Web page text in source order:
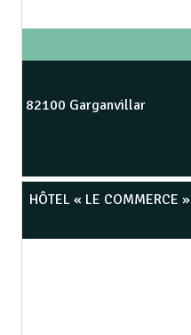
82100 Garganvillar
HÔTEL « LE COMMERCE »